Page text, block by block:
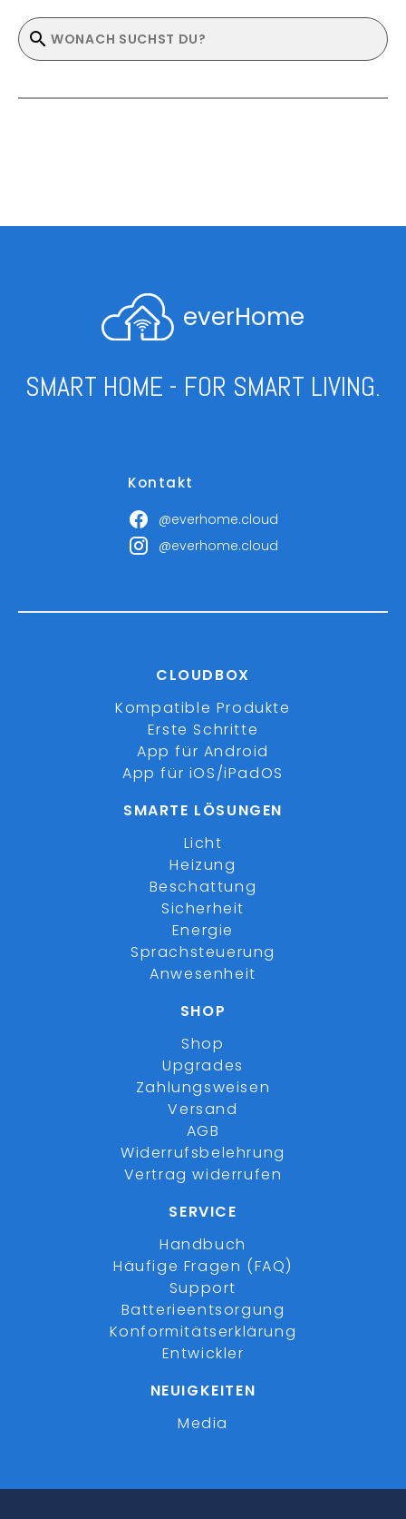
everHome
SMART HOME - FOR SMART LIVING.
Kontakt
@everhome.cloud
@everhome.cloud
CLOUDBOX
Kompatible Produkte
Erste Schritte
App für Android
App für iOS/iPadOS
SMARTE LÖSUNGEN
Licht
Heizung
Beschattung
Sicherheit
Energie
Sprachsteuerung
Anwesenheit
SHOP
Shop
Upgrades
Zahlungsweisen
Versand
AGB
Widerrufsbelehrung
Vertrag widerrufen
SERVICE
Handbuch
Häufige Fragen (FAQ)
Support
Batterieentsorgung
Konformitätserklärung
Entwickler
NEUIGKEITEN
Media